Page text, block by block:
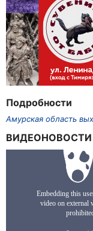
Подробности
Амурская область
ВИДЕОНОВОСТИ